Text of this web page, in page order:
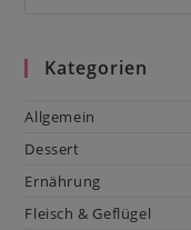
Kategorien
Allgemein
Dessert
Ernährung
Fleisch & Geflügel